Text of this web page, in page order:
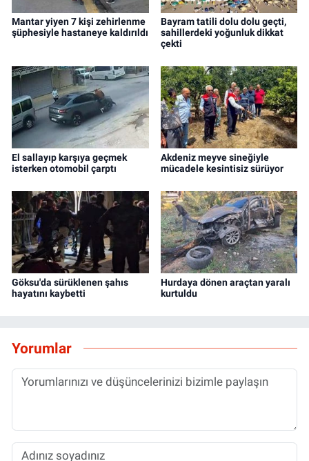
Mantar yiyen 7 kişi zehirlenme
şüphesiyle hastaneye kaldırıldı
Bayram tatili dolu dolu geçti,
sahillerdeki yoğunluk dikkat
çekti
El sallayıp karşıya geçmek
isterken otomobil çarptı
Akdeniz meyve sineğiyle
mücadele kesintisiz sürüyor
Göksu'da sürüklenen şahıs
hayatını kaybetti
Hurdaya dönen araçtan yaralı
kurtuldu
Yorumlar